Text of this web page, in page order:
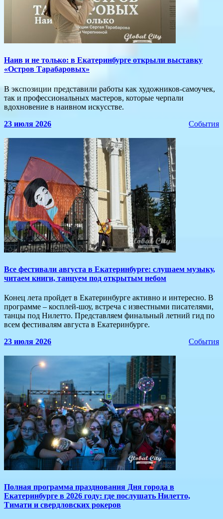
​Наив и не только: в Екатеринбурге открыли выставку
«Остров Тарабаровых»
В экспозиции представили работы как художников-самоучек,
так и профессиональных мастеров, которые черпали
вдохновение в наивном искусстве.
23 июля 2026
События
​Все фестивали августа в Екатеринбурге: слушаем музыку,
читаем книги, танцуем под открытым небом
Конец лета пройдет в Екатеринбурге активно и интересно. В
программе – косплей-шоу, встреча с известными писателями,
танцы под Нилетто. Представляем финальный летний гид по
всем фестивалям августа в Екатеринбурге.
23 июля 2026
События
Полная программа празднования Дня города в
Екатеринбурге в 2026 году: где послушать Нилетто,
Тимати и свердловских рокеров